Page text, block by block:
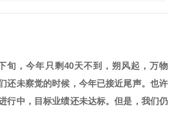
旬，今年只剩40天不到， 朔风起，万物
还未察觉的时候，今年已接近尾声。也许
行中，目标业绩还未达标。但是，我们仍